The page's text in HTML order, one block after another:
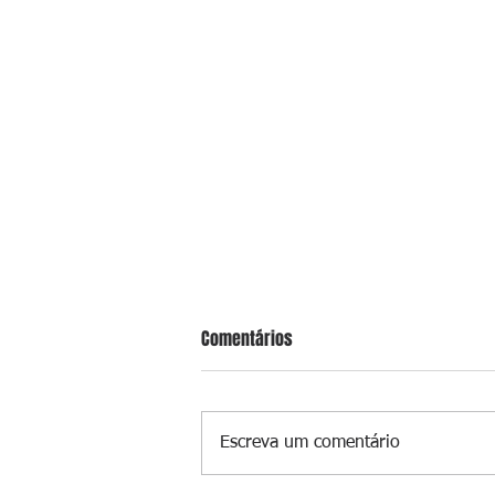
Comentários
Escreva um comentário